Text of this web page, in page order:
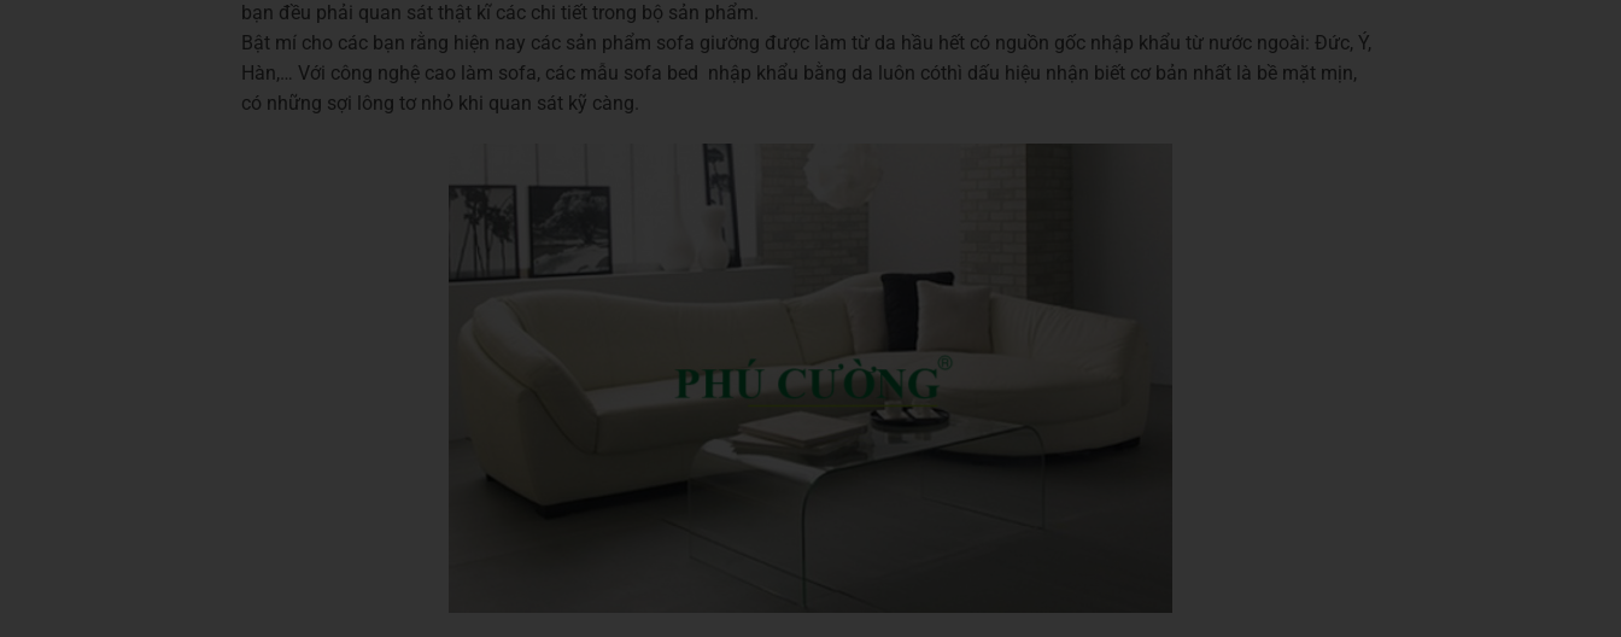
bạn đều phải quan sát thật kĩ các chi tiết trong bộ sản phẩm.
Bật mí cho các bạn rằng hiện nay các sản phẩm sofa giường được làm từ da hầu hết có nguồn gốc nhập khẩu từ nước ngoài: Đức, Ý,
Hàn,… Với công nghệ cao làm sofa, các mẫu sofa bed nhập khẩu bằng da luôn cóthì dấu hiệu nhận biết cơ bản nhất là bề mặt mịn,
có những sợi lông tơ nhỏ khi quan sát kỹ càng.